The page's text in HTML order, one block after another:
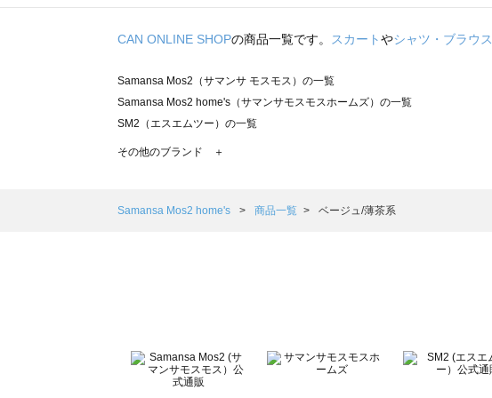
CAN ONLINE SHOPの商品一覧です。 スカートやシャツ・ブラウス
Samansa Mos2（サマンサ モスモス）の一覧
Samansa Mos2 home's（サマンサモスモスホームズ）の一覧
SM2（エスエムツー）の一覧
TSUHARU by Samansa Mos2（ツハルバイサマンサモスモス）の一覧
Samansa Mos2 Lagom（サマンサモスモス ラーゴム）の一覧
BETTY'S BLUE（べティーズブルー）の一覧
Wpc.（ワールドパーティー）の一覧
その他のブランド ＋
Samansa Mos2 home's 商品一覧 ベージュ/薄茶系